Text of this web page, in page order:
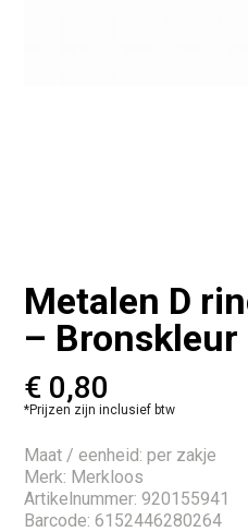
Metalen D
–
€ 0,80
*Prijzen zijn inclusief btw
Maat / eenheid: per zakje
Merk: Merkloos
Artikelnummer: 920155941
Barcode: 6152446280264